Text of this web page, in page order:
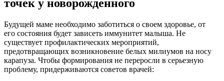
точек у новорожденного
Будущей маме необходимо заботиться о своем здоровье, от
его состояния будет зависеть иммунитет малыша. Не
существует профилактических мероприятий,
предотвращающих возникновение белых милиумов на носу
карапуза. Чтобы формирования не переросли в серьезную
проблему, придерживаются советов врачей: